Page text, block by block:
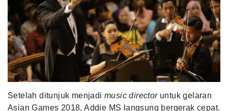
MLDPODCAST
VIDEOS
MLDPOINTS
Setelah ditunjuk menjadi music director untuk gelaran
Asian Games 2018, Addie MS langsung bergerak cepat.